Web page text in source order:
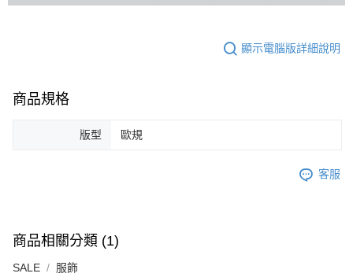
顯示電腦版詳細說明
商品規格
版型 歐規
客服
商品相關分類 (1)
SALE 服飾